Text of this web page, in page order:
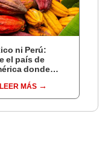
ni Perú:
el país de
donde
LEER MÁS